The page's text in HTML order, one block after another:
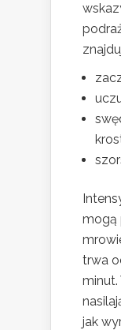
mogą
trwa
jak